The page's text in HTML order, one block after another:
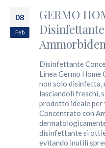
08
Feb
GERMO
Disinfettante
Linea Germo Home
non solo disinfetta,
lasciandoli freschi,
prodotto ideale
Concentrato con
disinfettante si
evitando inutili